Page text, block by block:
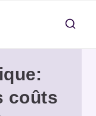
coûts